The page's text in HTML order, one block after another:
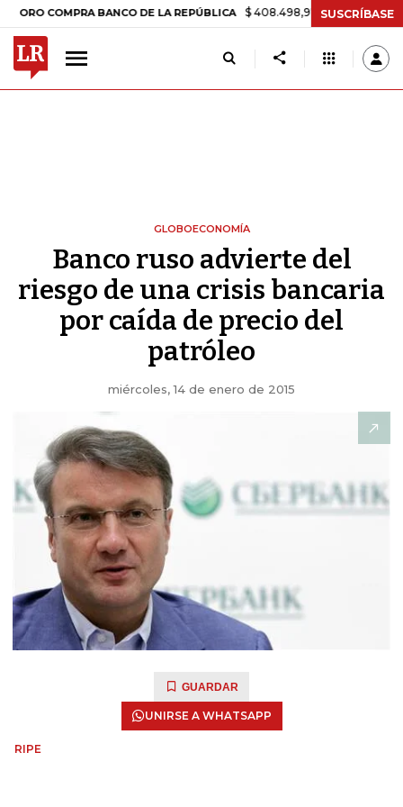
COMPRA BANCO DE LA REPÚBLICA $ 408.498,97 +$ 8.753,81 +2,19%
SUSCRÍBASE
GLOBOECONOMÍA
Banco ruso advierte del
riesgo de una crisis bancaria
por caída de precio del
patróleo
miércoles, 14 de enero de 2015
GUARDAR
UNIRSE A WHATSAPP
RIPE